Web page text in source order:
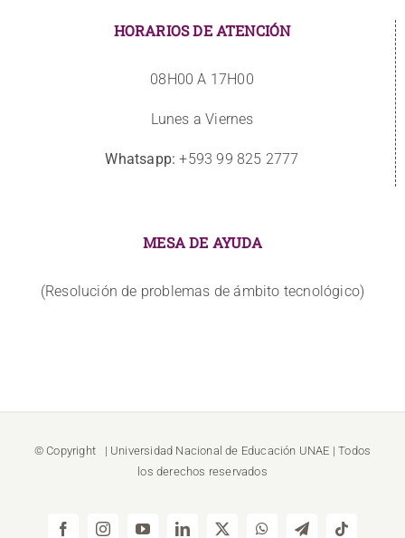
HORARIOS DE ATENCIÓN
08H00 A 17H00
Lunes a Viernes
Whatsapp: +593 99 825 2777
MESA DE AYUDA
(Resolución de problemas de ámbito tecnológico)
© Copyright | Universidad Nacional de Educación UNAE | Todos
los derechos reservados
FacebookInstagramYouTubeLinkedIn
X WhatsAppTelegramTiktok